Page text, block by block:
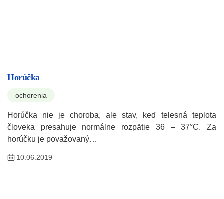
Horúčka
ochorenia
Horúčka nie je choroba, ale stav, keď telesná teplota
človeka presahuje normálne rozpätie 36 – 37°C. Za
horúčku je považovaný…
10.06.2019